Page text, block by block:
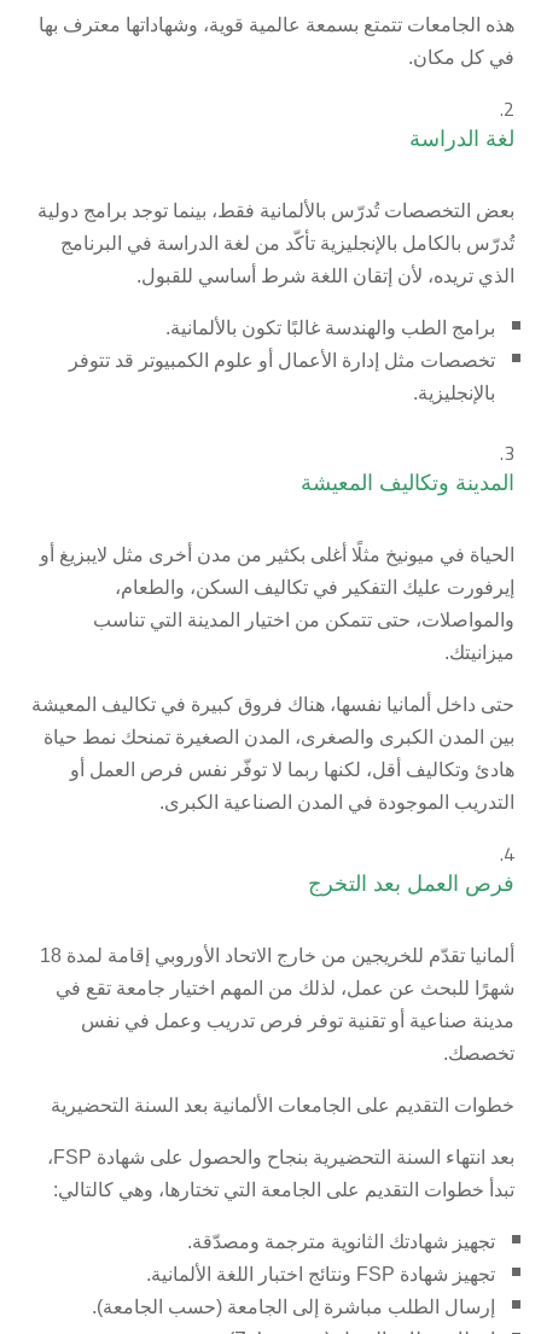
هذه الجامعات تتمتع بسمعة عالمية قوية، وشهاداتها معترف بها
في كل مكان.
لغة الدراسة
بعض التخصصات تُدرّس بالألمانية فقط، بينما توجد برامج دولية
تُدرّس بالكامل بالإنجليزية تأكّد من لغة الدراسة في البرنامج
الذي تريده، لأن إتقان اللغة شرط أساسي للقبول.
برامج الطب والهندسة غالبًا تكون بالألمانية.
تخصصات مثل إدارة الأعمال أو علوم الكمبيوتر قد تتوفر
بالإنجليزية.
المدينة وتكاليف المعيشة
الحياة في ميونيخ مثلًا أغلى بكثير من مدن أخرى مثل لايبزيغ أو
إيرفورت عليك التفكير في تكاليف السكن، والطعام،
والمواصلات، حتى تتمكن من اختيار المدينة التي تناسب
ميزانيتك.
حتى داخل ألمانيا نفسها، هناك فروق كبيرة في تكاليف المعيشة
بين المدن الكبرى والصغرى، المدن الصغيرة تمنحك نمط حياة
هادئ وتكاليف أقل، لكنها ربما لا توفّر نفس فرص العمل أو
التدريب الموجودة في المدن الصناعية الكبرى.
فرص العمل بعد التخرج
ألمانيا تقدّم للخريجين من خارج الاتحاد الأوروبي إقامة لمدة 18
شهرًا للبحث عن عمل، لذلك من المهم اختيار جامعة تقع في
مدينة صناعية أو تقنية توفر فرص تدريب وعمل في نفس
تخصصك.
خطوات التقديم على الجامعات الألمانية بعد السنة التحضيرية
بعد انتهاء السنة التحضيرية بنجاح والحصول على شهادة FSP،
تبدأ خطوات التقديم على الجامعة التي تختارها، وهي كالتالي:
تجهيز شهادتك الثانوية مترجمة ومصدّقة.
تجهيز شهادة FSP ونتائج اختبار اللغة الألمانية.
إرسال الطلب مباشرة إلى الجامعة (حسب الجامعة).